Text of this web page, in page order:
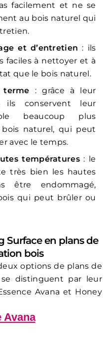
facilement et ne se
au bois naturel qui
et d’entretien : ils
faciles à nettoyer et à
que le bois naturel.
: grâce à leur
ils conservent leur
beaucoup plus
naturel, qui peut
avec le temps.
températures: le
très bien les hautes
être endommagé,
qui peut brûler ou
Surface en plans de
bois
options de plans de
distinguent par leur
Avana et Honey
Avana